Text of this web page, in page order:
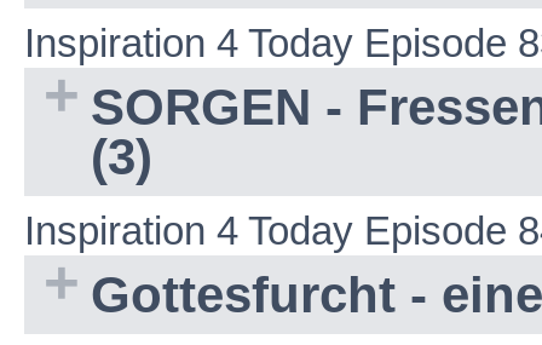
Inspiration 4 Today Episode
SORGEN -
(3)
Inspiration 4 Today Episode
Gottesfurcht -